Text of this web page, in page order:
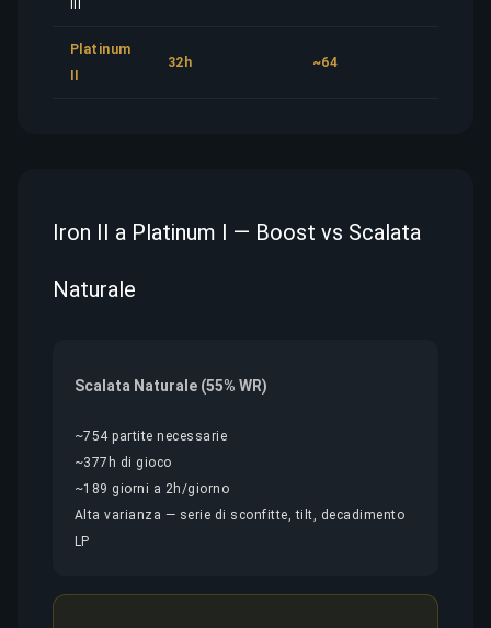
Platinum
32h ~64
Iron II a Platinum I — Boost vs Scalata
Naturale
Scalata Naturale (55% WR)
~754 partite necessarie
~377h di gioco
~189 giorni a 2h/giorno
Alta varianza — serie di sconfitte, tilt, decadimento
LP